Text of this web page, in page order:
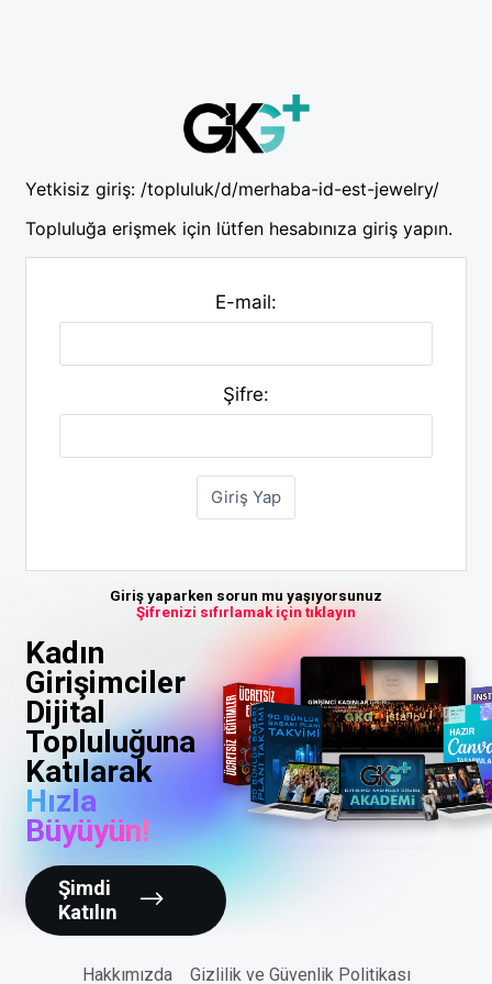
Yetkisiz giriş: /topluluk/d/merhaba-id-est-jewelry/
Topluluğa erişmek için lütfen hesabınıza giriş yapın.
E-mail:
Şifre:
Giriş yaparken sorun mu yaşıyorsunuz
Şifrenizi sıfırlamak için tıklayın
Kadın
Girişimciler
Dijital
Topluluğuna
Katılarak
Hızla
Büyüyün!
Şimdi
Katılın
Hakkımızda Gizlilik ve Güvenlik Politikası